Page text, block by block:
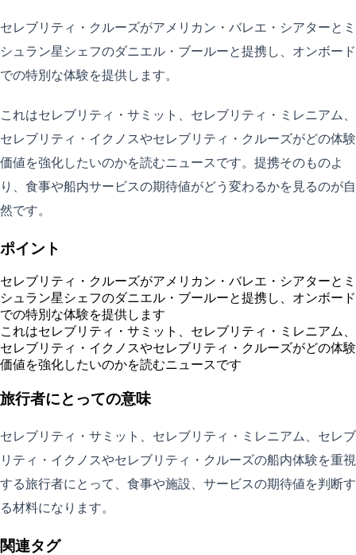
セレブリティ・クルーズがアメリカン・バレエ・シアターとミ
シュラン星シェフのダニエル・ブールーと提携し、オンボード
での特別な体験を提供します。
これはセレブリティ・サミット、セレブリティ・ミレニアム、
セレブリティ・イクノスやセレブリティ・クルーズがどの体験
価値を強化したいのかを読むニュースです。提携そのものよ
り、食事や船内サービスの期待値がどう変わるかを見るのが自
然です。
ポイント
セレブリティ・クルーズがアメリカン・バレエ・シアターとミ
シュラン星シェフのダニエル・ブールーと提携し、オンボード
での特別な体験を提供します
これはセレブリティ・サミット、セレブリティ・ミレニアム、
セレブリティ・イクノスやセレブリティ・クルーズがどの体験
価値を強化したいのかを読むニュースです
旅行者にとっての意味
セレブリティ・サミット、セレブリティ・ミレニアム、セレブ
リティ・イクノスやセレブリティ・クルーズの船内体験を重視
する旅行者にとって、食事や施設、サービスの期待値を判断す
る材料になります。
関連タグ